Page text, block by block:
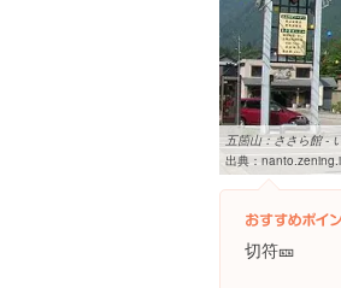
五箇山：ささら館 -
出典：
切符🎫